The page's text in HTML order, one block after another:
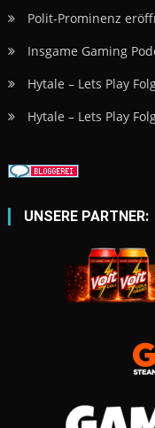
Polit-Prominenz
Insgame Gaming
Hytale – Lets Play
Hytale – Lets Play
UNSERE PARTNER: